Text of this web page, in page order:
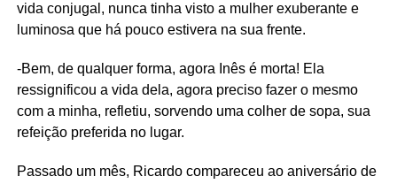
vida conjugal, nunca tinha visto a mulher exuberante e
luminosa que há pouco estivera na sua frente.
-Bem, de qualquer forma, agora Inês é morta! Ela
ressignificou a vida dela, agora preciso fazer o mesmo
com a minha, refletiu, sorvendo uma colher de sopa, sua
refeição preferida no lugar.
Passado um mês, Ricardo compareceu ao aniversário de